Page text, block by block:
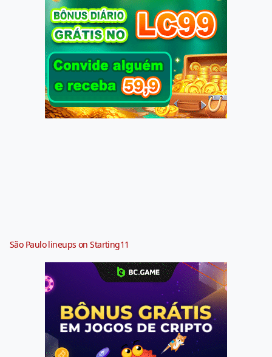
São Paulo lineups on Starting11